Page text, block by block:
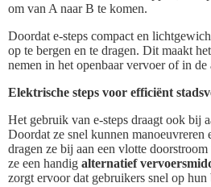
om van A naar B te komen.
Doordat e-steps compact en
op te bergen en te dragen. Dit maakt
nemen in het openbaar vervoer of in de
Elektrische steps voor efficiënt
Het gebruik van e-steps draagt ook bij
Doordat ze snel kunnen
dragen ze bij aan een vlotte
ze een handig alternatief
zorgt ervoor dat gebruikers snel op hun